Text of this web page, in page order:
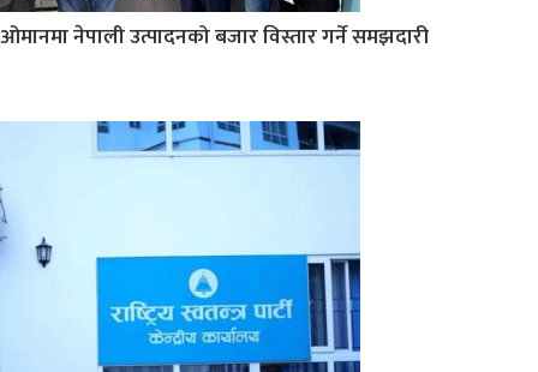
ओमानमा नेपाली उत्पादनको बजार विस्तार गर्ने समझदारी